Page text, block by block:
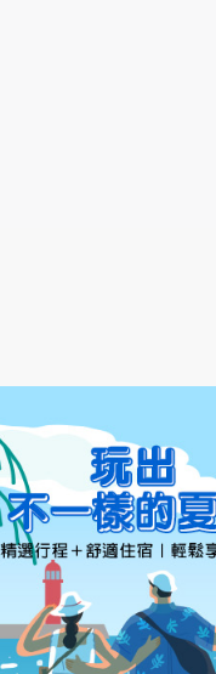
推定您
本網站
五、隱
尊重您
法受保
(一)隱
的相關
(二)個
目的範
為您服
會自行
用，決
要公佈
(三) 因
您同意
(1) 因應